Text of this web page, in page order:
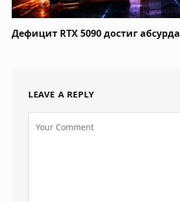
Дефицит RTX 5090 достиг абсурда
LEAVE A REPLY